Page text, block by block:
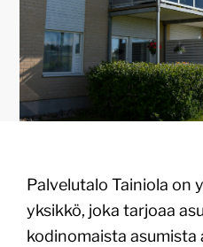
Palvelutalo Tainiola on
yksikkö, joka tarjoaa
kodinomaista asumista